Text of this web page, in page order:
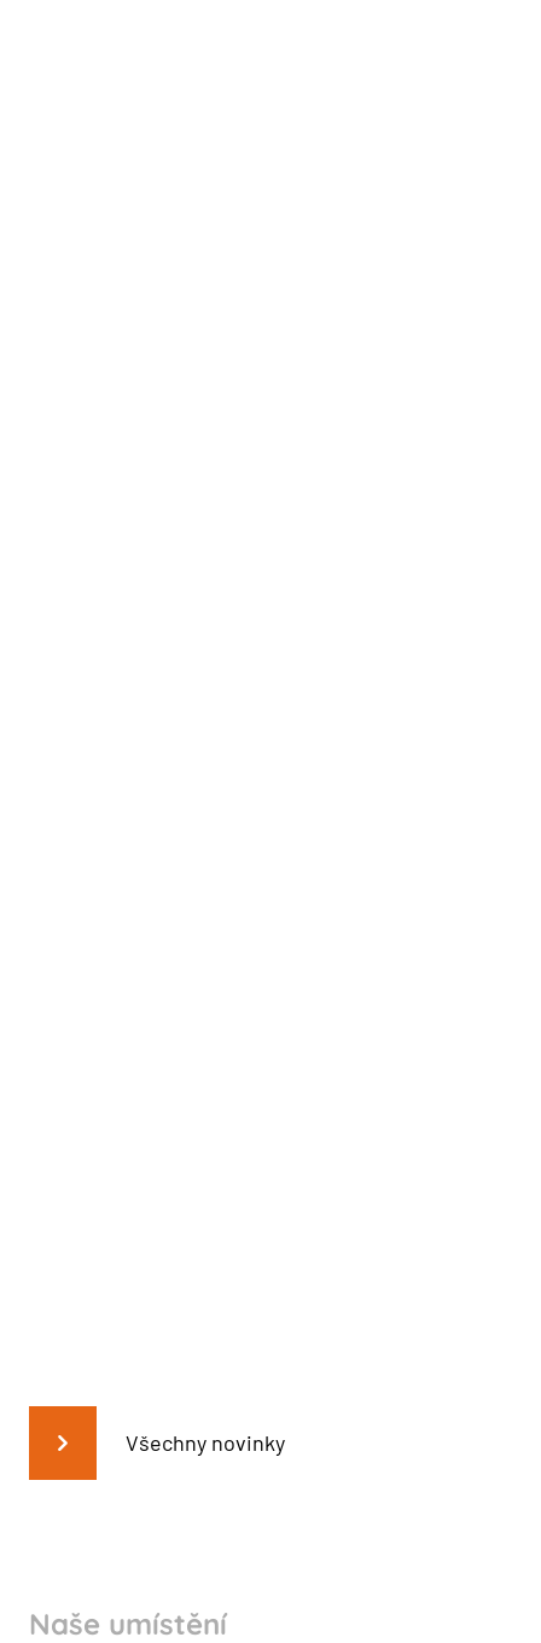
Všechny novinky
Naše umístění